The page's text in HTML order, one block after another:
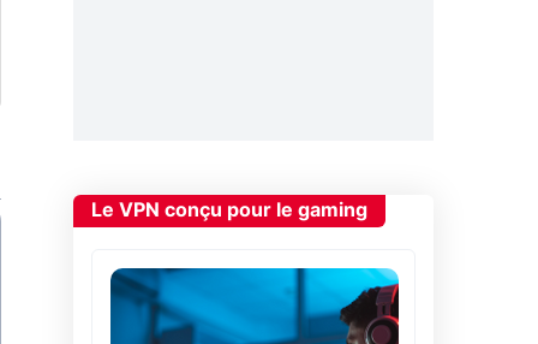
Le VPN conçu pour le gaming